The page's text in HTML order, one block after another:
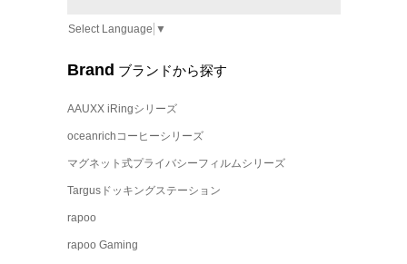
Select Language ▼
Brand ブランドから探す
AAUXX iRingシリーズ
oceanrichコーヒーシリーズ
マグネット式プライバシーフィルムシリーズ
Targusドッキングステーション
rapoo
rapoo Gaming